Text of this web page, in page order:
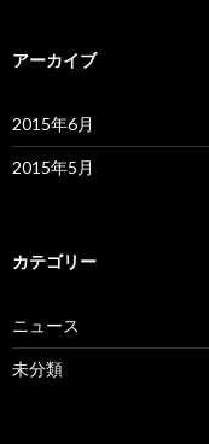
アーカイブ
2015年6月
2015年5月
カテゴリー
ニュース
未分類